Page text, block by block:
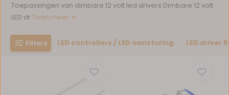
Toepassingen van dimbare 12 volt led drivers Dimbare 12 volt
LED drToon meer
Filters LED controllers / LED aansturing LED driver